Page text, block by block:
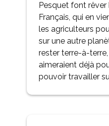
Pesquet font
Français, qui en
les agriculteurs
sur une autre
rester terre-à-
aimeraient déjà
pouvoir travailler